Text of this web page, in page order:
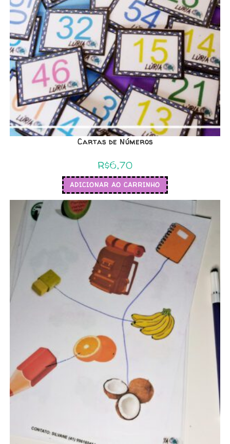
Cartas de Números
R$6,70
ADICIONAR AO CARRINHO